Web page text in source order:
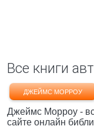
Все книги
ДЖЕЙМС МОРРОУ
Джеймс Морроу -
сайте онлайн